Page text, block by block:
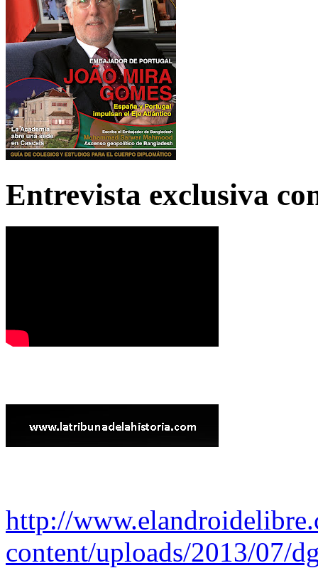
Entrevista exclusiva
http://
content/uploads/2013/07/